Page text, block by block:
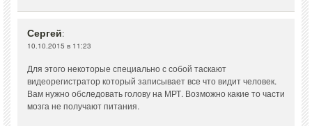
Сергей:
10.10.2015 в 11:23
Для этого некоторые специально с собой таскают
видеорегистратор который записывает все что видит человек.
Вам нужно обследовать голову на МРТ. Возможно какие то части
мозга не получают питания.